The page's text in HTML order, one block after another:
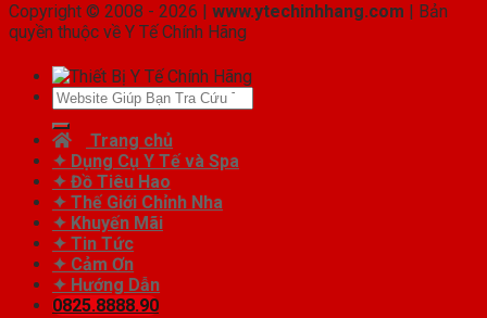
Copyright © 2008 - 2026 |
www.ytechinhhang.com | Bản
quyền thuộc về Y Tế Chính Hãng
Tìm
Trang chủ
✦ Dụng Cụ Y Tế và Spa
✦ Đồ Tiêu Hao
✦ Thế Giới Chỉnh Nha
✦ Khuyến Mãi
✦ Tin Tức
✦ Cảm Ơn
✦ Hướng Dẫn
0825.8888.90